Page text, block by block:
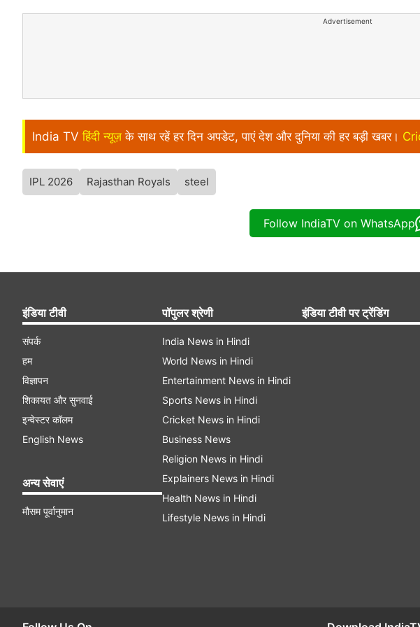
Advertisement
India TV हिंदी न्यूज़ के साथ रहें हर दिन अपडेट, पाएं देश और दुनिया की हर बड़ी खबर।
IPL 2026 Rajasthan Royals steel
Follow IndiaTV on WhatsApp
इंडिया टीवी
संपर्क
हम
विज्ञापन
शिकायत और सुनवाई
इन्वेस्टर कॉलम
English News
अन्य सेवाएं
मौसम पूर्वानुमान
पॉपुलर श्रेणी
India News in Hindi
World News in Hindi
Entertainment News in Hindi
Sports News in Hindi
Cricket News in Hindi
Business News
Religion News in Hindi
Explainers News in Hindi
Health News in Hindi
Lifestyle News in Hindi
इंडिया टीवी पर ट्रेंडिंग